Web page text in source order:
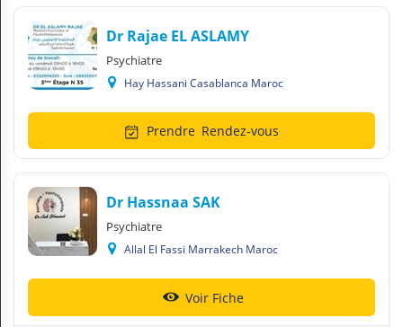
Dr Rajae EL ASLAMY
Psychiatre
Hay Hassani Casablanca Maroc
Prendre Rendez-vous
Dr Hassnaa SAK
Psychiatre
Allal El Fassi Marrakech Maroc
Voir Fiche